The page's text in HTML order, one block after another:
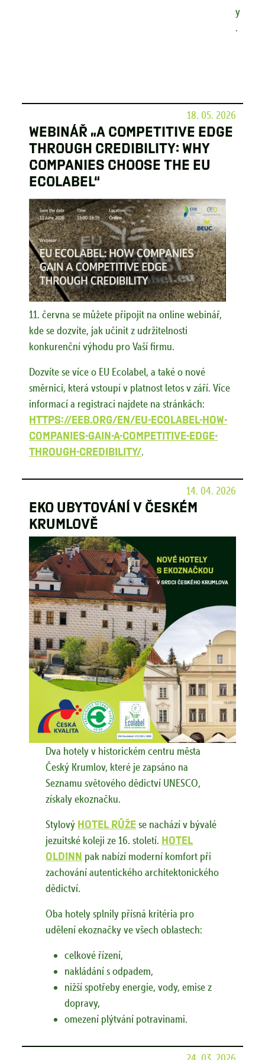
y
.
18. 05. 2026
Webinář „A competitive edge
through credibility: why
companies choose the EU
Ecolabel“
11. června se můžete připojit na online webinář,
kde se dozvíte, jak učinit z udržitelnosti
konkurenční výhodu pro Vaší firmu.
Dozvíte se více o EU Ecolabel, a také o nové
směrnici, která vstoupí v platnost letos v září. Více
informací a registraci najdete na stránkách:
https://eeb.org/en/eu-ecolabel-how-
companies-gain-a-competitive-edge-
through-credibility/.
14. 04. 2026
Eko ubytování v Českém
Krumlově
Dva hotely v historickém centru města
Český Krumlov, které je zapsáno na
Seznamu světového dědictví UNESCO,
získaly ekoznačku.
Stylový hotel RŮŽE se nachází v bývalé
jezuitské koleji ze 16. století. Hotel
OLDINN pak nabízí moderní komfort při
zachování autentického architektonického
dědictví.
Oba hotely splnily přísná kritéria pro
udělení ekoznačky ve všech oblastech:
celkové řízení,
nakládání s odpadem,
nižší spotřeby energie, vody, emise z
dopravy,
omezení plýtvání potravinami.